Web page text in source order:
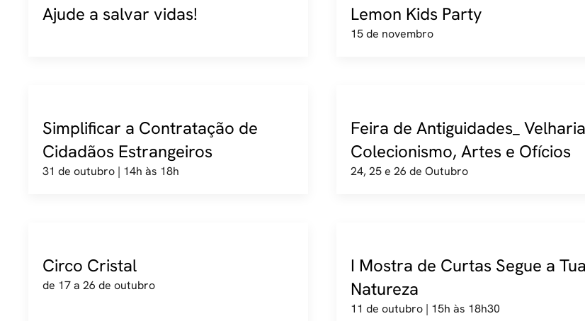
Ajude a salvar vidas! Lemon Kids Party
15 de novembro
Simplificar a Contratação de
Cidadãos Estrangeiros
31 de outubro | 14h às 18h
Feira de Antiguidades_
Colecionismo, Artes e Ofícios
24, 25 e 26 de Outubro
Circo Cristal
de 17 a 26 de outubro
I Mostra de Curtas Segue a Tua
Natureza
11 de outubro | 15h às 18h30